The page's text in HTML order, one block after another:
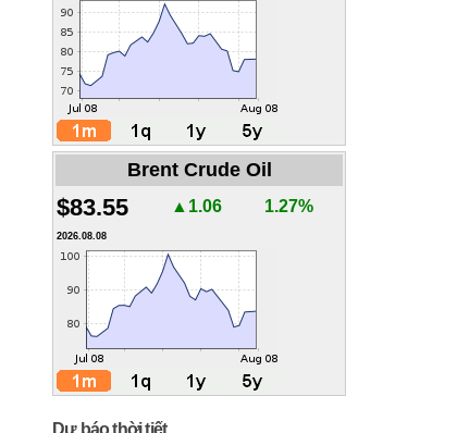
Brent Crude Oil
$83.55 ▲1.06 1.27%
2026.08.08
Dự báo thời tiết